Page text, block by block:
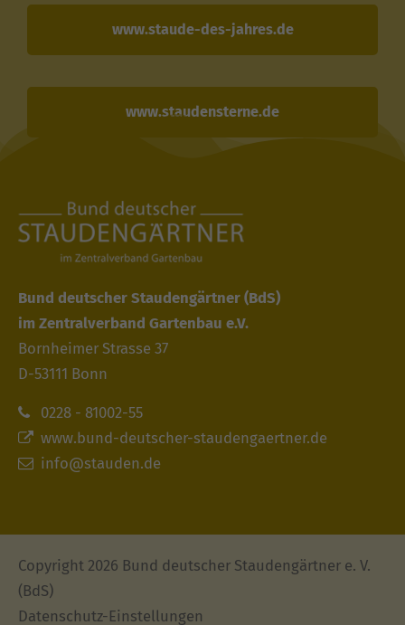
www.staude-des-jahres.de
www.staudensterne.de
Bund deutscher Staudengärtner (BdS)
im Zentralverband Gartenbau e.V.
Bornheimer Strasse 37
D-53111 Bonn
0228 - 81002-55
www.bund-deutscher-staudengaertner.de
info@stauden.de
Copyright 2026 Bund deutscher Staudengärtner e. V.
(BdS)
Datenschutz-Einstellungen